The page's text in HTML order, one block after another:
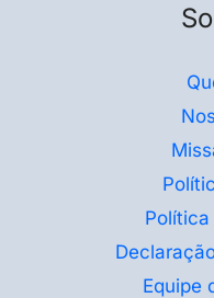
Equipe